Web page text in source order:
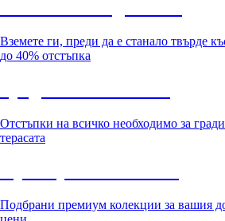
Вземете ги, преди да е станало твърде
до 40% отстъпка
Отстъпки на всичко необходимо за
терасата
Подбрани премиум колекции за вашия